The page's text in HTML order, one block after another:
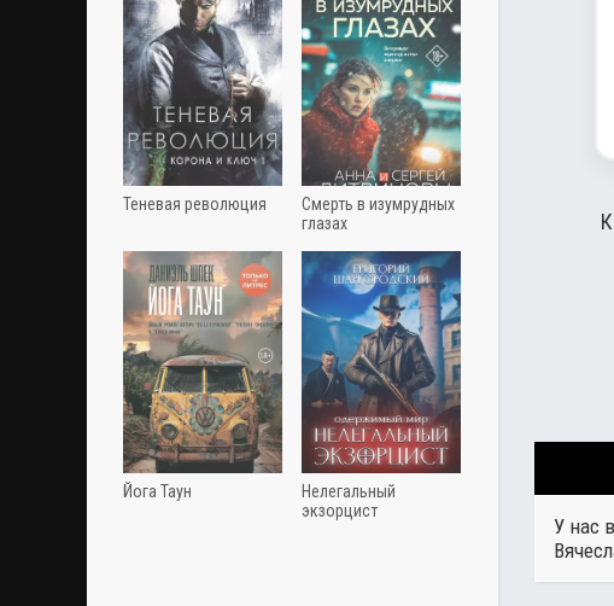
У нас
Теневая революция
Смерть в изумрудных
глазах
Йога Таун
Нелегальный
экзорцист